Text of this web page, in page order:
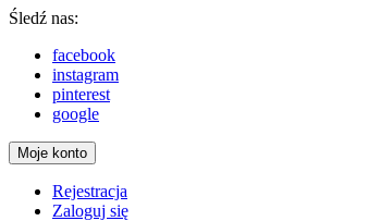
Śledź nas:
facebook
instagram
pinterest
google
Moje konto
Rejestracja
Zaloguj się